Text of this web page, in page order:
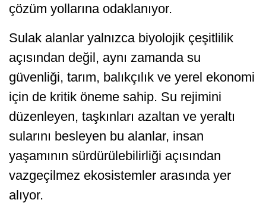
çözüm yollarına odaklanıyor.
Sulak alanlar yalnızca biyolojik çeşitlilik
açısından değil, aynı zamanda su
güvenliği, tarım, balıkçılık ve yerel ekonomi
için de kritik öneme sahip. Su rejimini
düzenleyen, taşkınları azaltan ve yeraltı
sularını besleyen bu alanlar, insan
yaşamının sürdürülebilirliği açısından
vazgeçilmez ekosistemler arasında yer
alıyor.